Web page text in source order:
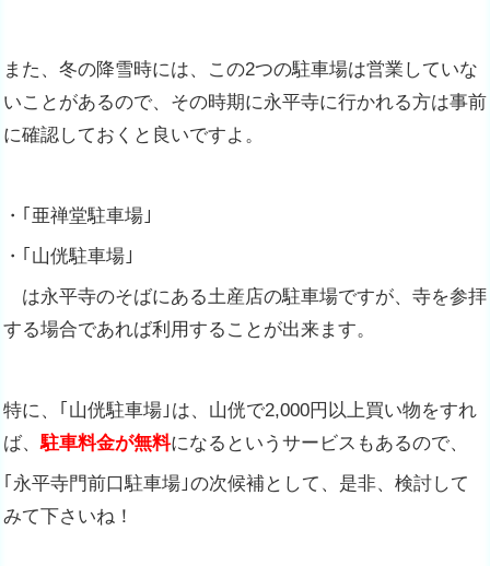
また、冬の降雪時には、この2つの駐車場は営業していな
いことがあるので、その時期に永平寺に行かれる方は事前
に確認しておくと良いですよ。
・｢亜禅堂駐車場｣
・｢山侊駐車場｣
は永平寺のそばにある土産店の駐車場ですが、寺を参拝
する場合であれば利用することが出来ます。
特に、｢山侊駐車場｣は、山侊で2,000円以上買い物をすれ
ば、駐車料金が無料になるというサービスもあるので、
｢永平寺門前口駐車場｣の次候補として、是非、検討して
みて下さいね！